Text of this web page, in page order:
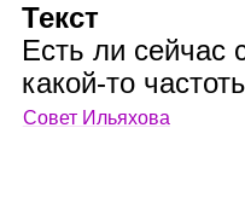
Текст
Есть ли сейчас
какой‑то
Совет Ильяхова